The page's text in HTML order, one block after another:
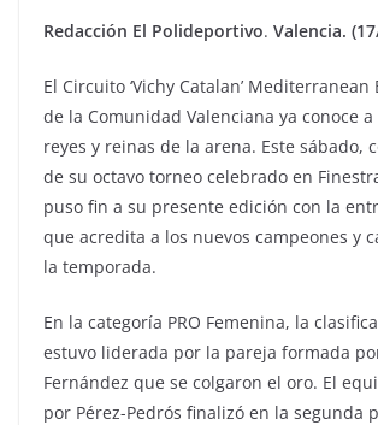
Redacción El Polideportivo. Valencia.
El Circuito ‘Vichy Catalan’ Mediterranean
de la Comunidad Valenciana ya conoce a
reyes y reinas de la arena. Este sábado,
de su octavo torneo celebrado en
puso fin a su presente edición con la
que acredita a los nuevos campeones y
la temporada.
En la categoría PRO Femenina, la
estuvo liderada por la pareja formada
Fernández que se colgaron el oro. El
por Pérez-Pedrós finalizó en la segunda